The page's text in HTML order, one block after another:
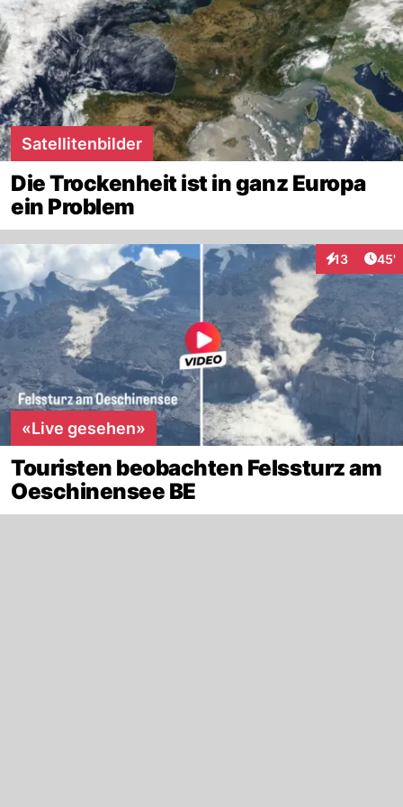
Satellitenbilder
Die Trockenheit ist in ganz Europa
ein Problem
13
Interaktionen
45'
«Live gesehen»
Touristen beobachten Felssturz am
Oeschinensee BE